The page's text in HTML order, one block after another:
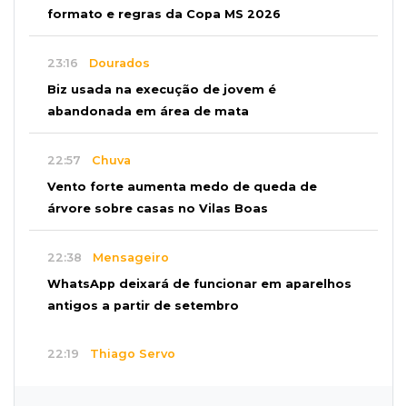
formato e regras da Copa MS 2026
23:16 Dourados
Biz usada na execução de jovem é
abandonada em área de mata
22:57 Chuva
Vento forte aumenta medo de queda de
árvore sobre casas no Vilas Boas
22:38 Mensageiro
WhatsApp deixará de funcionar em aparelhos
antigos a partir de setembro
22:19 Thiago Servo